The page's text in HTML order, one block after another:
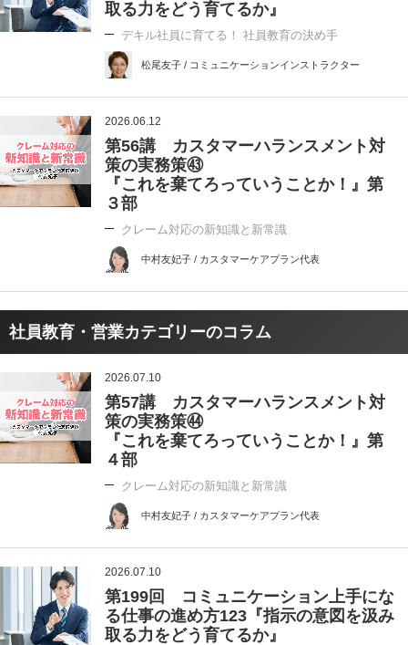
取る力をどう育てるか』
デキル社員に育てる！ 社員教育の決め手
松尾友子 / コミュニケーションインストラクター
2026.06.12
第56講 カスタマーハランスメント対
策の実務策㊸
『これを棄てろっていうことか！』第
３部
クレーム対応の新知識と新常識
中村友妃子 / カスタマーケアプラン代表
社員教育・営業カテゴリーのコラム
2026.07.10
第57講 カスタマーハランスメント対
策の実務策㊹
『これを棄てろっていうことか！』第
４部
クレーム対応の新知識と新常識
中村友妃子 / カスタマーケアプラン代表
2026.07.10
第199回 コミュニケーション上手にな
る仕事の進め方123『指示の意図を汲み
取る力をどう育てるか』